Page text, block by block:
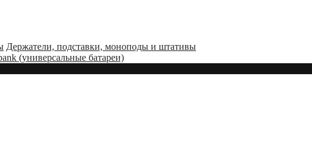
Держатели, подставки, моноподы и штативы
(универсальные батареи)